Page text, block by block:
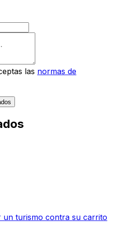
las normas de
un turismo contra su carrito